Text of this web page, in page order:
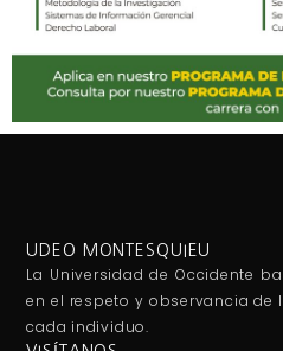
UDEO MONTESQUIEU
La Universidad de Occidente
en el respeto y observancia de
cada individuo.